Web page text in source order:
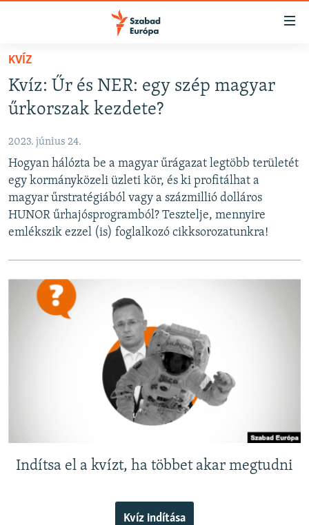
Akadálymentes
Ugrás
fő
oldalra
tartalomjegyzékre
Ugrás
keresésre
NAPIRENDEN
AKTUÁLIS
VIDEÓK
ELEMZŐ
NER15
SZABADON
A PÉNZ NYOMÁBAN
EURÓPAI UNIÓ
A MÚLT TANULSÁGAI
KVÍZ
Kvíz: Űr és NER: egy szép magyar
űrkorszak kezdete?
2023. június 24.
Hogyan hálózta be a magyar űrágazat legtöbb területét
egy kormányközeli üzleti kör, és ki profitálhat a
magyar űrstratégiából vagy a százmillió dolláros
HUNOR űrhajósprogramból? Tesztelje, mennyire
emlékszik ezzel (is) foglalkozó cikksorozatunkra!
Indítsa el a kvízt, ha többet akar megtudni
Kvíz indítása
Spotify
Feliratkozás